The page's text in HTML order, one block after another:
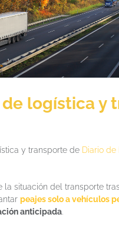
logística y
y transporte de Diario de
la situación del transporte
peajes solo a vehículos
anticipada